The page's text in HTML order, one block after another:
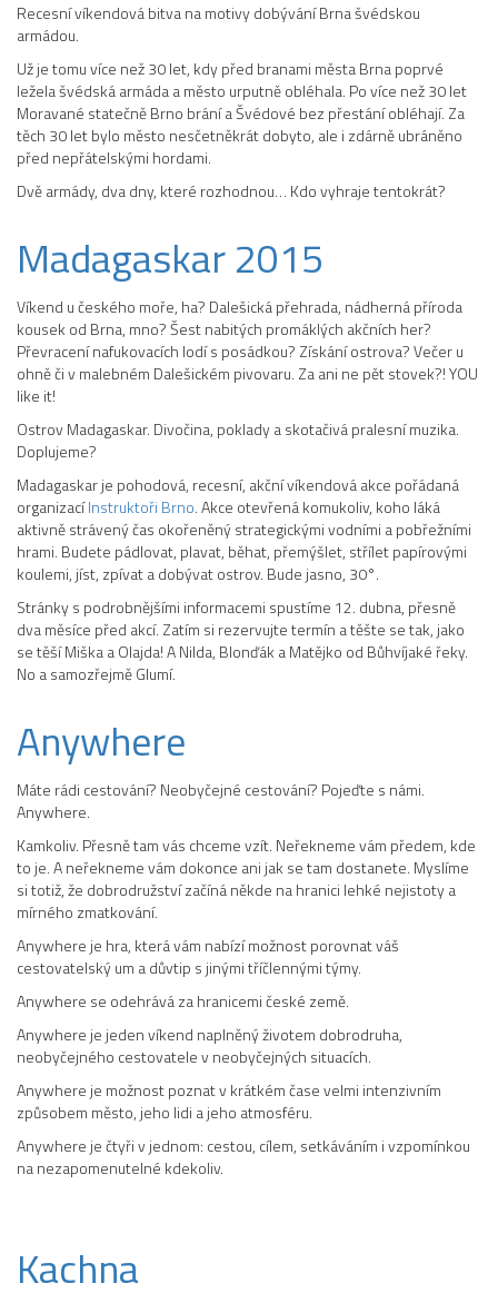
Recesní víkendová bitva na motivy dobývání Brna švédskou
armádou.
Už je tomu více než 30 let, kdy před branami města Brna poprvé
ležela švédská armáda a město urputně obléhala. Po více než 30 let
Moravané statečně Brno brání a Švédové bez přestání obléhají. Za
těch 30 let bylo město nesčetněkrát dobyto, ale i zdárně ubráněno
před nepřátelskými hordami.
Dvě armády, dva dny, které rozhodnou… Kdo vyhraje tentokrát?
Madagaskar 2015
Víkend u českého moře, ha? Dalešická přehrada, nádherná příroda
kousek od Brna, mno? Šest nabitých promáklých akčních her?
Převracení nafukovacích lodí s posádkou? Získání ostrova? Večer u
ohně či v malebném Dalešickém pivovaru. Za ani ne pět stovek?! YOU
like it!
Ostrov Madagaskar. Divočina, poklady a skotačivá pralesní muzika.
Doplujeme?
Madagaskar je pohodová, recesní, akční víkendová akce pořádaná
organizacíInstruktoři Brno. Akce otevřená komukoliv, koho láká
aktivně strávený čas okořeněný strategickými vodními a pobřežními
hrami. Budete pádlovat, plavat, běhat, přemýšlet, střílet papírovými
koulemi, jíst, zpívat a dobývat ostrov. Bude jasno, 30°.
Stránky s podrobnějšími informacemi spustíme 12. dubna, přesně
dva měsíce před akcí. Zatím si rezervujte termín a těšte se tak, jako
se těší Miška a Olajda! A Nilda, Blonďák a Matějko od Bůhvíjaké řeky.
No a samozřejmě Glumí.
Anywhere
Máte rádi cestování? Neobyčejné cestování? Pojeďte s námi.
Anywhere.
Kamkoliv. Přesně tam vás chceme vzít. Neřekneme vám předem, kde
to je. A neřekneme vám dokonce ani jak se tam dostanete. Myslíme
si totiž, že dobrodružství začíná někde na hranici lehké nejistoty a
mírného zmatkování.
Anywhere je hra, která vám nabízí možnost porovnat váš
cestovatelský um a důvtip s jinými tříčlennými týmy.
Anywhere se odehrává za hranicemi české země.
Anywhere je jeden víkend naplněný životem dobrodruha,
neobyčejného cestovatele v neobyčejných situacích.
Anywhere je možnost poznat v krátkém čase velmi intenzivním
způsobem město, jeho lidi a jeho atmosféru.
Anywhere je čtyři v jednom: cestou, cílem, setkáváním i vzpomínkou
na nezapomenutelné kdekoliv.
Kachna